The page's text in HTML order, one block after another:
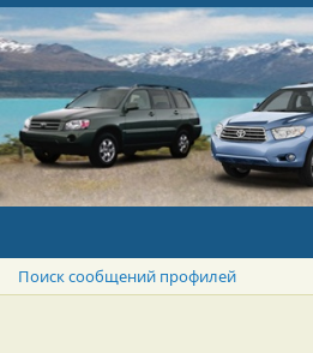
Поиск сообщений профилей